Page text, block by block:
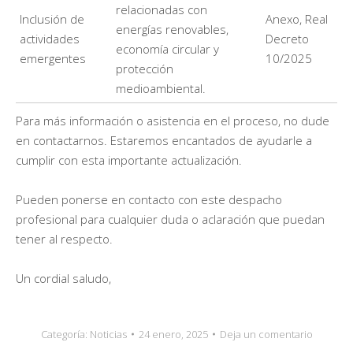
Inclusión de
actividades
emergentes
relacionadas con
energías renovables,
economía circular y
protección
medioambiental.
Anexo, Real
Decreto
10/2025
Para más información o asistencia en el proceso, no dude
en contactarnos. Estaremos encantados de ayudarle a
cumplir con esta importante actualización.
Pueden ponerse en contacto con este despacho
profesional para cualquier duda o aclaración que puedan
tener al respecto.
Un cordial saludo,
Categoría: Noticias 24 enero, 2025 Deja un comentario